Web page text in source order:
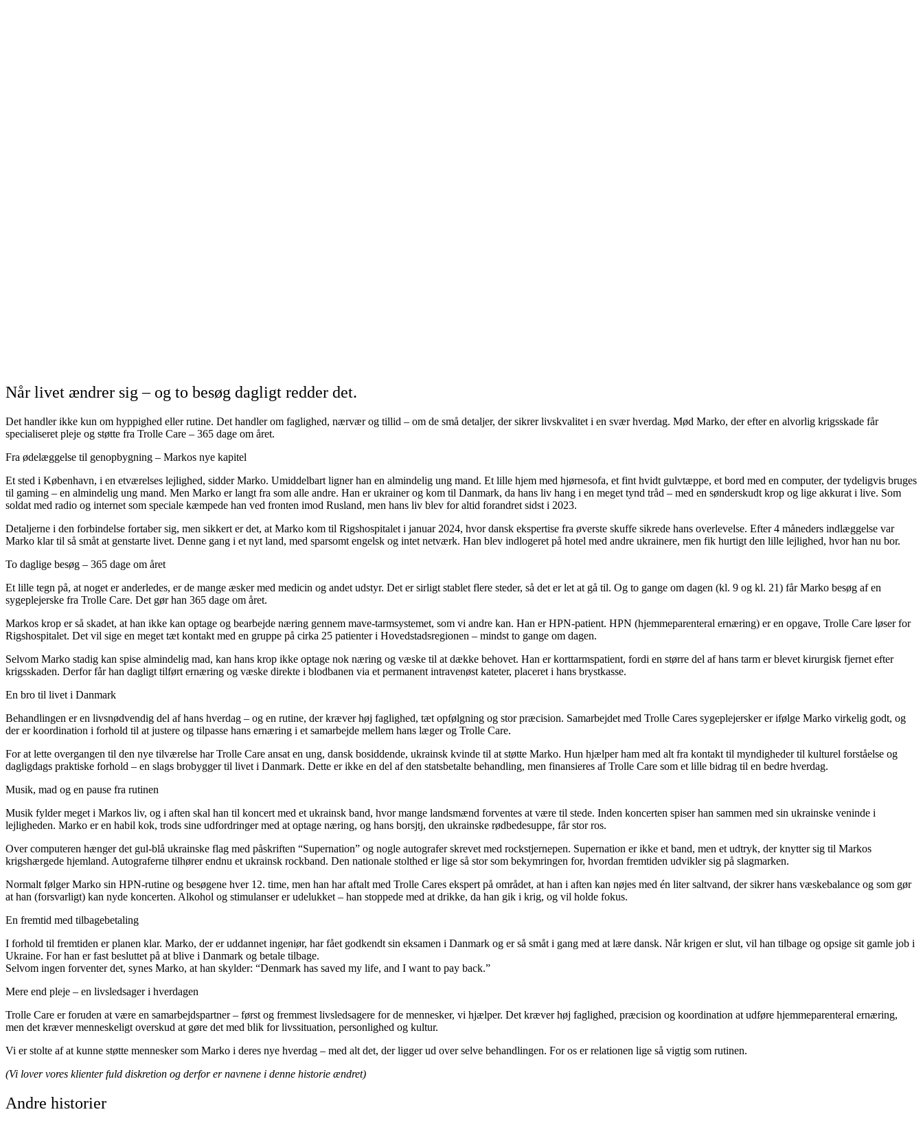
Når livet ændrer sig – og to besøg dagligt redder det.
Det handler ikke kun om hyppighed eller rutine. Det handler om faglighed, nærvær og tillid – om de små detaljer, der sikrer livskvalitet i en svær hverdag. Mød Marko, der efter en alvorlig krigsskade får
specialiseret pleje og støtte fra Trolle Care – 365 dage om året.
Fra ødelæggelse til genopbygning – Markos nye kapitel
Et sted i København, i en etværelses lejlighed, sidder Marko. Umiddelbart ligner han en almindelig ung mand. Et lille hjem med hjørnesofa, et fint hvidt gulvtæppe, et bord med en computer, der tydeligvis bruges
til gaming – en almindelig ung mand. Men Marko er langt fra som alle andre. Han er ukrainer og kom til Danmark, da hans liv hang i en meget tynd tråd – med en sønderskudt krop og lige akkurat i live. Som
soldat med radio og internet som speciale kæmpede han ved fronten imod Rusland, men hans liv blev for altid forandret sidst i 2023.
Detaljerne i den forbindelse fortaber sig, men sikkert er det, at Marko kom til Rigshospitalet i januar 2024, hvor dansk ekspertise fra øverste skuffe sikrede hans overlevelse. Efter 4 måneders indlæggelse var
Marko klar til så småt at genstarte livet. Denne gang i et nyt land, med sparsomt engelsk og intet netværk. Han blev indlogeret på hotel med andre ukrainere, men fik hurtigt den lille lejlighed, hvor han nu bor.
To daglige besøg – 365 dage om året
Et lille tegn på, at noget er anderledes, er de mange æsker med medicin og andet udstyr. Det er sirligt stablet flere steder, så det er let at gå til. Og to gange om dagen (kl. 9 og kl. 21) får Marko besøg af en
sygeplejerske fra Trolle Care. Det gør han 365 dage om året.
Markos krop er så skadet, at han ikke kan optage og bearbejde næring gennem mave-tarmsystemet, som vi andre kan. Han er HPN-patient. HPN (hjemmeparenteral ernæring) er en opgave, Trolle Care løser for
Rigshospitalet. Det vil sige en meget tæt kontakt med en gruppe på cirka 25 patienter i Hovedstadsregionen – mindst to gange om dagen.
Selvom Marko stadig kan spise almindelig mad, kan hans krop ikke optage nok næring og væske til at dække behovet. Han er korttarmspatient, fordi en større del af hans tarm er blevet kirurgisk fjernet efter
krigsskaden. Derfor får han dagligt tilført ernæring og væske direkte i blodbanen via et permanent intravenøst kateter, placeret i hans brystkasse.
En bro til livet i Danmark
Behandlingen er en livsnødvendig del af hans hverdag – og en rutine, der kræver høj faglighed, tæt opfølgning og stor præcision. Samarbejdet med Trolle Cares sygeplejersker er ifølge Marko virkelig godt, og
der er koordination i forhold til at justere og tilpasse hans ernæring i et samarbejde mellem hans læger og Trolle Care.
For at lette overgangen til den nye tilværelse har Trolle Care ansat en ung, dansk bosiddende, ukrainsk kvinde til at støtte Marko. Hun hjælper ham med alt fra kontakt til myndigheder til kulturel forståelse og
dagligdags praktiske forhold – en slags brobygger til livet i Danmark. Dette er ikke en del af den statsbetalte behandling, men finansieres af Trolle Care som et lille bidrag til en bedre hverdag.
Musik, mad og en pause fra rutinen
Musik fylder meget i Markos liv, og i aften skal han til koncert med et ukrainsk band, hvor mange landsmænd forventes at være til stede. Inden koncerten spiser han sammen med sin ukrainske veninde i
lejligheden. Marko er en habil kok, trods sine udfordringer med at optage næring, og hans borsjtj, den ukrainske rødbedesuppe, får stor ros.
Over computeren hænger det gul-blå ukrainske flag med påskriften “Supernation” og nogle autografer skrevet med rockstjernepen. Supernation er ikke et band, men et udtryk, der knytter sig til Markos
krigshærgede hjemland. Autograferne tilhører endnu et ukrainsk rockband. Den nationale stolthed er lige så stor som bekymringen for, hvordan fremtiden udvikler sig på slagmarken.
Normalt følger Marko sin HPN-rutine og besøgene hver 12. time, men han har aftalt med Trolle Cares ekspert på området, at han i aften kan nøjes med én liter saltvand, der sikrer hans væskebalance og som gør
at han (forsvarligt) kan nyde koncerten. Alkohol og stimulanser er udelukket – han stoppede med at drikke, da han gik i krig, og vil holde fokus.
En fremtid med tilbagebetaling
I forhold til fremtiden er planen klar. Marko, der er uddannet ingeniør, har fået godkendt sin eksamen i Danmark og er så småt i gang med at lære dansk. Når krigen er slut, vil han tilbage og opsige sit gamle job i
Ukraine. For han er fast besluttet på at blive i Danmark og betale tilbage.
Selvom ingen forventer det, synes Marko, at han skylder: “Denmark has saved my life, and I want to pay back.”
Mere end pleje – en livsledsager i hverdagen
Trolle Care er foruden at være en samarbejdspartner – først og fremmest livsledsagere for de mennesker, vi hjælper. Det kræver høj faglighed, præcision og koordination at udføre hjemmeparenteral ernæring,
men det kræver menneskeligt overskud at gøre det med blik for livssituation, personlighed og kultur.
Vi er stolte af at kunne støtte mennesker som Marko i deres nye hverdag – med alt det, der ligger ud over selve behandlingen. For os er relationen lige så vigtig som rutinen.
(Vi lover vores klienter fuld diskretion og derfor er navnene i denne historie ændret)
Andre historier